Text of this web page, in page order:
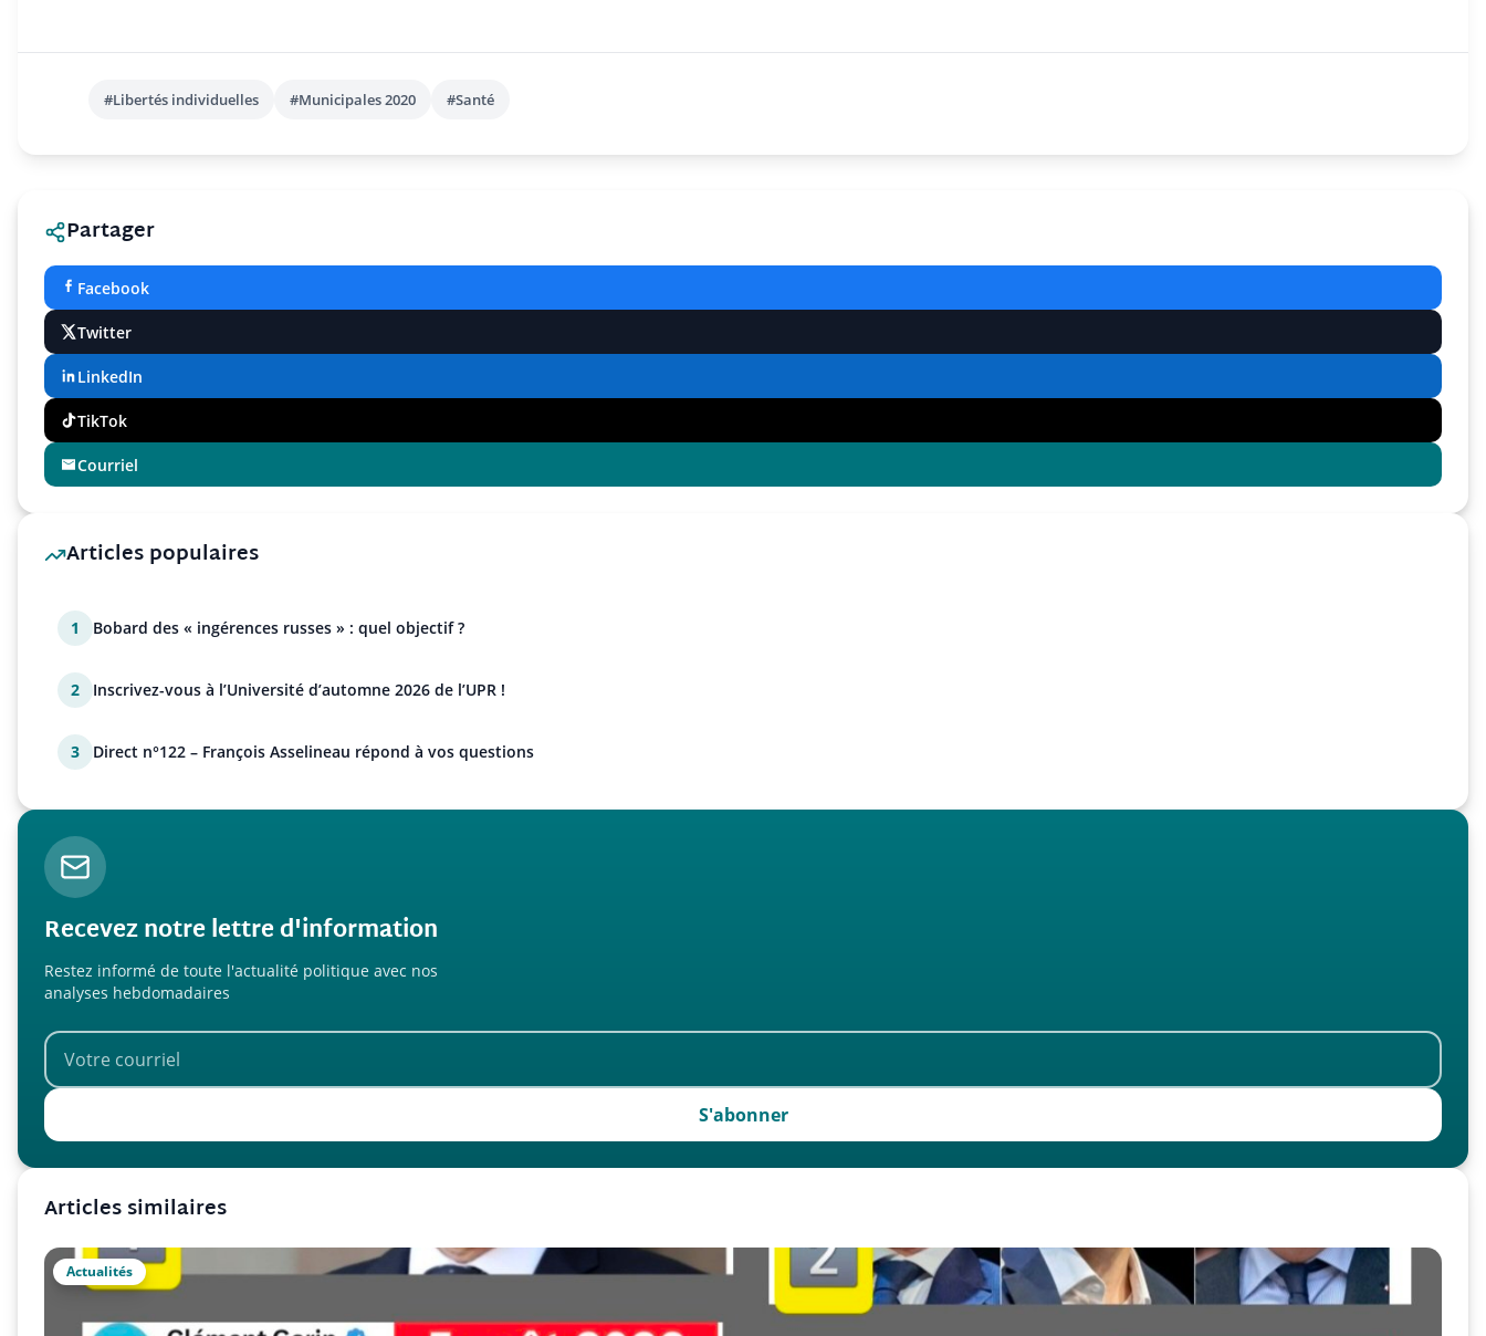
#Libertés individuelles #Municipales 2020 #Santé
Partager
Facebook
Twitter
LinkedIn
TikTok
Courriel
Articles populaires
1 Bobard des « ingérences russes » : quel objectif ?
2 Inscrivez-vous à l’Université d’automne 2026 de l’UPR !
3 Direct n°122 – François Asselineau répond à vos questions
Recevez notre lettre d'information
Restez informé de toute l'actualité politique avec nos
analyses hebdomadaires
S'abonner
Articles similaires
Actualités